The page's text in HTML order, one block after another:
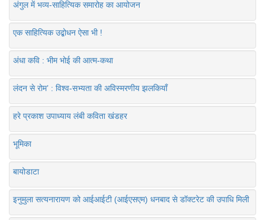
अंगुल में भव्य-साहित्यिक समारोह का आयोजन
एक साहित्यिक उद्बोधन ऐसा भी !
अंधा कवि : भीम भोई की आत्म-कथा
लंदन से रोम’ : विश्व-सभ्यता की अविस्मरणीय झलकियाँ
हरे प्रकाश उपाध्याय लंबी कविता खंडहर
भूमिका
बायोडाटा
इनुमुला सत्यनारायण को आईआईटी (आईएसएम) धनबाद से डॉक्टरेट की उपाधि मिली